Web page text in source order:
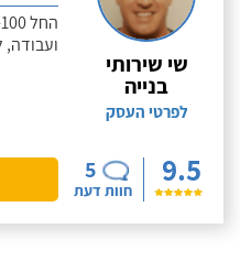
שי שירותי
בנייה
לפרטי העסק
9.5
5
חוות דעת